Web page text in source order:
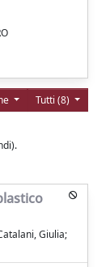
Tutti (8)
Giulia;